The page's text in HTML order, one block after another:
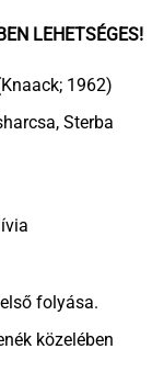
LEHETSÉGES!
1962)
Sterba
folyása.
közelében